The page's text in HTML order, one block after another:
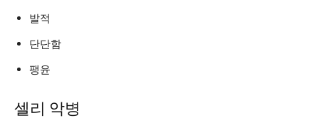
발적
단단함
팽윤
셀리 악병